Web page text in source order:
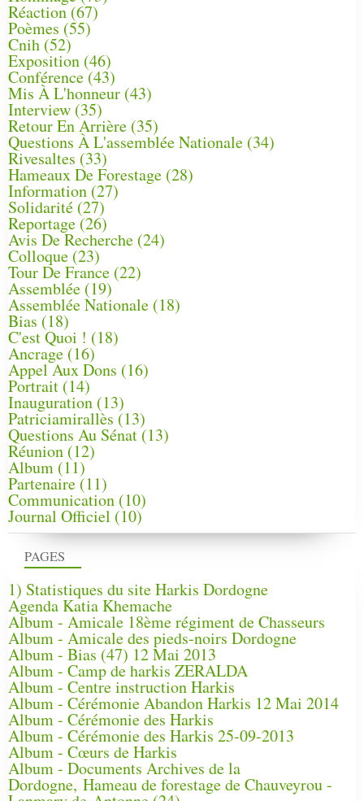
PAGES
1) Statistiques du site Harkis Dordogne
Agenda Katia Khemache
Album - Amicale 18ème régiment de Chasseurs
Album - Amicale des pieds-noirs Dordogne
Album - Bias (47) 12 Mai 2013
Album - Camp de harkis ZERALDA
Album - Centre instruction Harkis
Album - Cérémonie Abandon Harkis 12 Mai 2014
Album - Cérémonie des Harkis
Album - Cérémonie des Harkis 25-09-2013
Album - Cœurs de Harkis
Album - Documents Archives de la
Dordogne, Hameau de forestage de Chauveyrou -
Réaction(67)
Poèmes (55)
Cnih (52)
Exposition (46)
Conférence(43)
Mis À L'honneur (43)
Interview (35)
Retour En Arrière (35)
Questions À L'assemblée Nationale (34)
Rivesaltes (33)
Hameaux De Forestage (28)
Information (27)
Solidarité (27)
Reportage (26)
Avis De Recherche (24)
Colloque (23)
Tour De France (22)
Assemblée (19)
Assemblée Nationale (18)
Bias (18)
C'est Quoi ! (18)
Ancrage (16)
Appel Aux Dons (16)
Portrait (14)
Inauguration (13)
Patriciamirallès (13)
Questions Au Sénat(13)
Réunion (12)
Album (11)
Partenaire(11)
Communication (10)
Journal Officiel (10)